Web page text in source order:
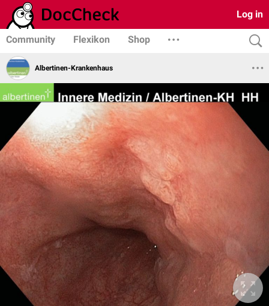
Log in
Community Flexikon Shop
Albertinen-Krankenhaus